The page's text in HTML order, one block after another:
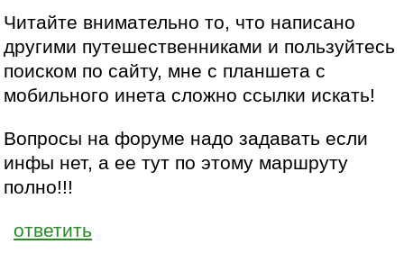
Читайте внимательно то, что написано
другими путешественниками и пользуйтесь
поиском по сайту, мне с планшета с
мобильного инета сложно ссылки искать!
Вопросы на форуме надо задавать если
инфы нет, а ее тут по этому маршруту
полно!!!
ответить